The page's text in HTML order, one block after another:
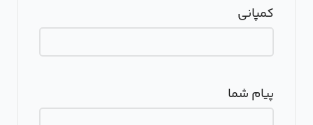
کمپانی
پیام شما